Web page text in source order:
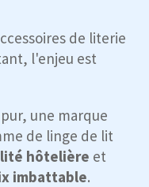
de literie
l'enjeu est
une marque
de linge de lit
hôtelière et
imbattable.